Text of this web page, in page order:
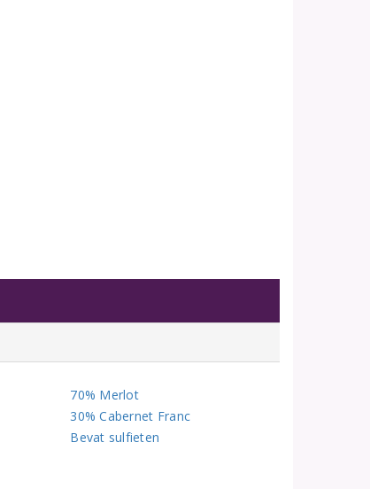
70% Merlot
30% Cabernet Franc
Bevat sulfieten